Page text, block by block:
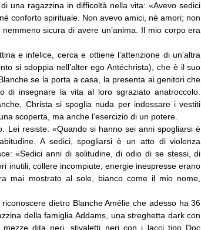
una ragazzina in difficoltà nella vita: «Avevo sedici
conforto spirituale. Non avevo amici, né amori; non
sicura di avere un’anima. Il mio corpo era
e infelice, cerca e ottiene l’attenzione di un’altra
si sdoppia nell’alter ego Antéchrista), che è il suo
se la porta a casa, la presenta ai genitori che
di insegnare la vita al loro sgraziato anatroccolo.
Christa si spoglia nuda per indossare i vestiti
scoperta, ma anche l’esercizio di un potere.
Lei resiste: «Quando si hanno sei anni spogliarsi è
A sedici, spogliarsi è un atto di violenza
«Sedici anni di solitudine, di odio di se stessi, di
inutili, collere incompiute, energie inespresse erano
mai mostrato al sole, bianco come il mio nome,
dietro Blanche Amélie che adesso ha 36
della famiglia Addams, una streghetta dark con
dita neri, stivaletti neri con i lacci tipo Doc